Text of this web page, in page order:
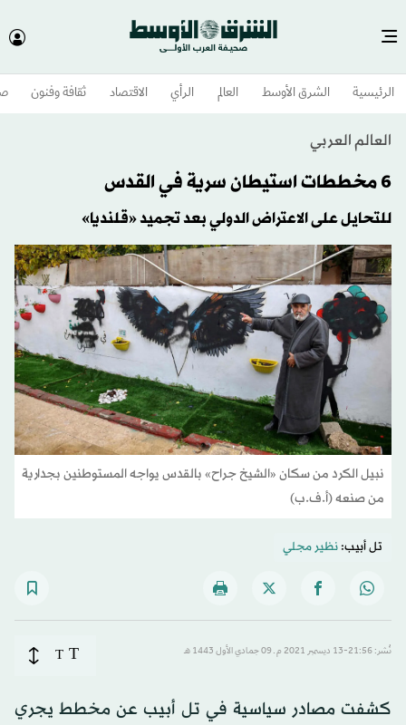
الرئيسية الشرق الأوسط​ العالم الرأي الاقتصاد ثقافة وفنون
العالم العربي
6 مخططات استيطان سرية في القدس
للتحايل على الاعتراض الدولي بعد تجميد «قلنديا»
نبيل الكرد من سكان «الشيخ جراح» بالقدس يواجه المستوطنين بجدارية
من صنعه (أ.ف.ب)
تل أبيب:نظير مجلي
نُشر: 21:56-13 ديسمبر 2021 م ـ 09 جمادي الأول 1443 هـ T
T
كشفت مصادر سياسية في تل أبيب عن مخطط يجري